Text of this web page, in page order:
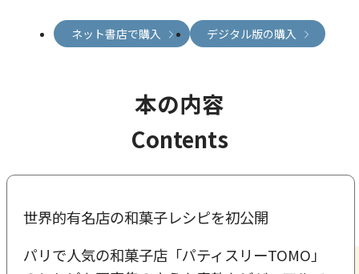
ネット書店で購入 デジタル版の購入
本の内容
Contents
世界的有名店の和菓子レシピを初公開
パリで人気の和菓子店「パティスリーTOMO」